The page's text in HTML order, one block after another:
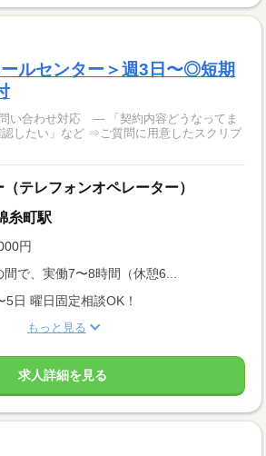
ールセンター＞週3日〜◎短期
― 「契約内容どうなってま
したい」など ⇒ご質問に用意したスクリプ
テレフォンオペレーター）
糸町駅
円
で、実働7〜8時間（休憩6...
日 曜日固定相談OK！
もっと見る
求人詳細を見る